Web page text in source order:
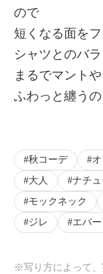
ので
短くなる面を
シャツとのバ
まるでマント
ふわっと纏う
秋コーデ
大人
ナチ
モックネック
ジレ
エバ
※写り方によって、